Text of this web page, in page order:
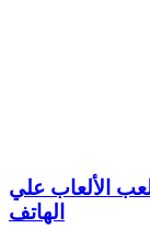
الألعاب علي
الهاتف